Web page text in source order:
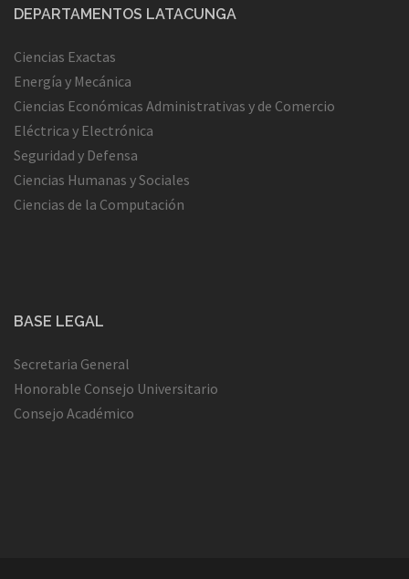
DEPARTAMENTOS LATACUNGA
Ciencias Exactas
Energía y Mecánica
Ciencias Económicas Administrativas y de Comercio
Eléctrica y Electrónica
Seguridad y Defensa
Ciencias Humanas y Sociales
Ciencias de la Computación
BASE LEGAL
Secretaria General
Honorable Consejo Universitario
Consejo Académico